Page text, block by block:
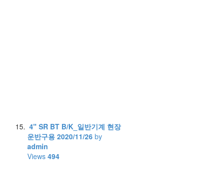
4" SR BT B/K_일반기계 현장
운반구용 2020/11/26 by
admin
Views 494